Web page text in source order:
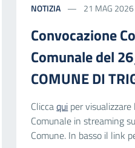
NOTIZIA 21 MAG 2026
Convocazione
Comunale del
COMUNE DI
Cliccaqui per
Comunale in streaming
Comune. In basso il link